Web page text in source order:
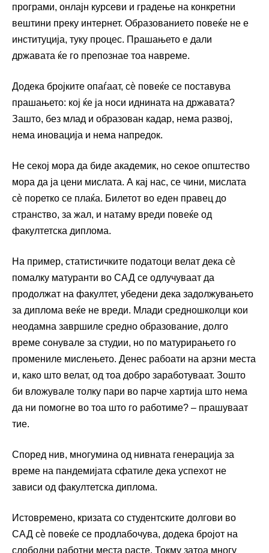
програми, онлајн курсеви и градење на конкретни
вештини преку интернет. Образованието повеќе не е
институција, туку процес. Прашањето е дали
државата ќе го препознае тоа навреме.
Додека бројките опаѓаат, сè повеќе се поставува
прашањето: кој ќе ја носи иднината на државата?
Зашто, без млад и образован кадар, нема развој,
нема иновација и нема напредок.
Не секој мора да биде академик, но секое општество
мора да ја цени мислата. А кај нас, се чини, мислата
сè поретко се плаќа. Билетот во еден правец до
странство, за жал, и натаму вреди повеќе од
факултетска диплома.
На пример, статистичките податоци велат дека сè
помалку матуранти во САД се одлучуваат да
продолжат на факултет, убедени дека задолжувањето
за диплома веќе не вреди. Млади средношколци кои
неодамна завршиле средно образование, долго
време сонувале за студии, но по матурирањето го
промениле мислењето. Денес рабоати на арзни места
и, како што велат, од тоа добро заработуваат. Зошто
би вложувале толку пари во парче хартија што нема
да ни помогне во тоа што го работиме? – прашуваат
тие.
Според нив, многумина од нивната генерација за
време на пандемијата сфатиле дека успехот не
зависи од факултетска диплома.
Истовремено, кризата со студентските долгови во
САД сè повеќе се продлабочува, додека бројот на
слободни работни места расте. Токму затоа многу